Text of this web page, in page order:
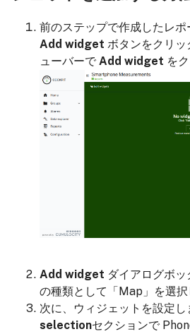
前のステップで作成したレ
Add widget ボタンをクリ
ューバーで Add widget を
Add widget ダイアログボ
の種類として「Map」を選択
次に、ウィジェットを設定し
selectionセクションで